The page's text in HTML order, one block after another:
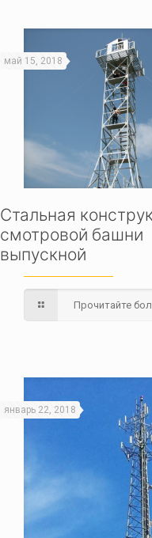
май 15, 2018
Стальная
смотровой башни
выпускной
Прочитайте
январь 22, 2018